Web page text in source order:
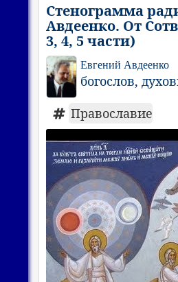
Стенограмма
Авдеенко. От
3, 4, 5 части)
Евгений Авдеенко
богослов,
Православие